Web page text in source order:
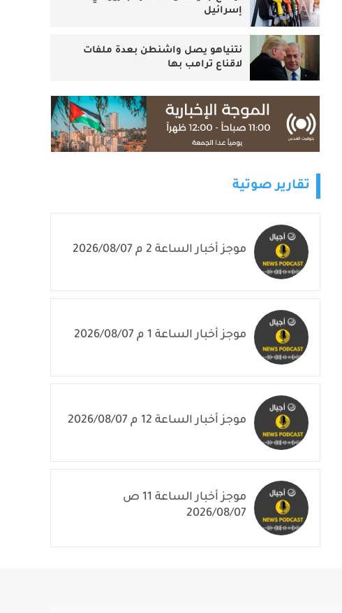
إسرائيل
نتنياهو يصل واشنطن بعدة ملفات
لاقناع ترامب بها
تقارير صوتية
موجز أخبار الساعة 2 م 2026/08/07
موجز أخبار الساعة 1 م 2026/08/07
موجز أخبار الساعة 12 م 2026/08/07
موجز أخبار الساعة 11 ص
2026/08/07